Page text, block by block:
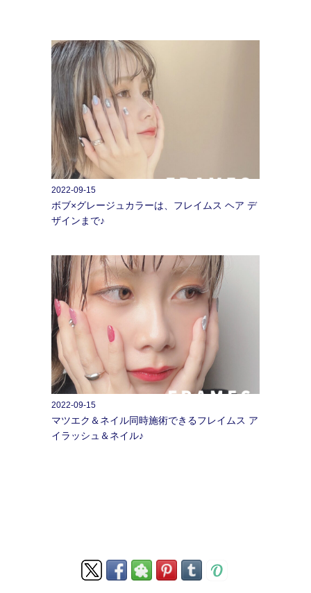
2022-09-15
ボブ×グレージュカラーは、フレイムス ヘア デ
ザインまで♪
2022-09-15
マツエク＆ネイル同時施術できるフレイムス ア
イラッシュ＆ネイル♪